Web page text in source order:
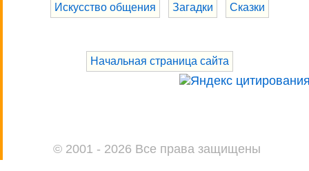
Искусство общения Загадки Сказки
Начальная страница сайта
© 2001 - 2026 Все права защищены